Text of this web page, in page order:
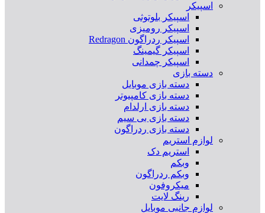
اسپیکر
اسپیکر بلوتوثی
اسپیکر رومیزی
اسپیکر ردراگون Redragon
اسپیکر گیمینگ
اسپیکر چمدانی
دسته بازی
دسته بازی موبایل
دسته بازی کامپیوتر
دسته بازی ارلدام
دسته بازی بی سیم
دسته بازی ردراگون
لوازم استریم
استریم دک
وبکم
وبکم ردراگون
میکروفون
رینگ لایت
لوازم جانبی موبایل